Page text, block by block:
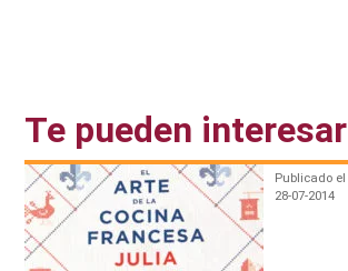
Te pueden interesar
Publicado el
28-07-2014